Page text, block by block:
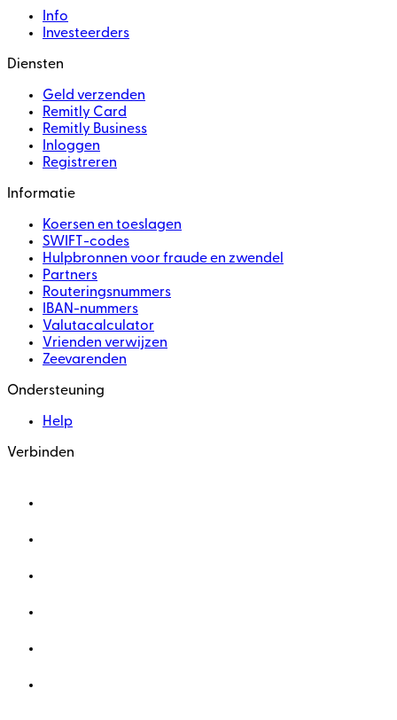
Info
Investeerders
Diensten
Geld verzenden
Remitly Card
Remitly Business
Inloggen
Registreren
Informatie
Koersen en toeslagen
SWIFT-codes
Hulpbronnen voor fraude en zwendel
Partners
Routeringsnummers
IBAN-nummers
Valutacalculator
Vrienden verwijzen
Zeevarenden
Ondersteuning
Help
Verbinden